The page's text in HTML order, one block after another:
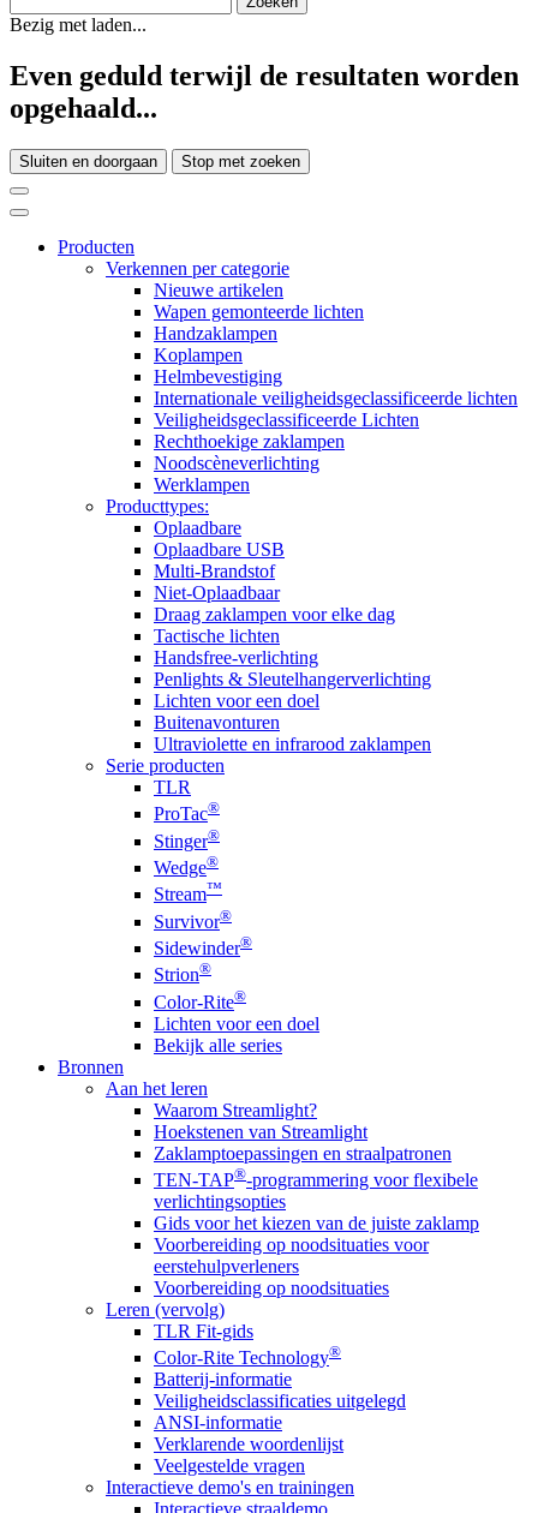
Bezig met laden...
Even geduld terwijl de resultaten worden
opgehaald...
Sluiten en doorgaan Stop met zoeken
Producten
Verkennen per categorie
Nieuwe artikelen
Wapen gemonteerde lichten
Handzaklampen
Koplampen
Helmbevestiging
Internationale veiligheidsgeclassificeerde lichten
Veiligheidsgeclassificeerde Lichten
Rechthoekige zaklampen
Noodscèneverlichting
Werklampen
Producttypes:
Oplaadbare
Oplaadbare USB
Multi-Brandstof
Niet-Oplaadbaar
Draag zaklampen voor elke dag
Tactische lichten
Handsfree-verlichting
Penlights & Sleutelhangerverlichting
Lichten voor een doel
Buitenavonturen
Ultraviolette en infrarood zaklampen
Serie producten
TLR
ProTac®
Stinger®
Wedge®
Stream™
Survivor®
Sidewinder®
Strion®
Color-Rite®
Lichten voor een doel
Bekijk alle series
Bronnen
Aan het leren
Waarom Streamlight?
Hoekstenen van Streamlight
Zaklamptoepassingen en straalpatronen
TEN-TAP®-programmering voor flexibele
verlichtingsopties
Gids voor het kiezen van de juiste zaklamp
Voorbereiding op noodsituaties voor
eerstehulpverleners
Voorbereiding op noodsituaties
Leren (vervolg)
TLR Fit-gids
Color-Rite Technology®
Batterij-informatie
Veiligheidsclassificaties uitgelegd
ANSI-informatie
Verklarende woordenlijst
Veelgestelde vragen
Interactieve demo's en trainingen